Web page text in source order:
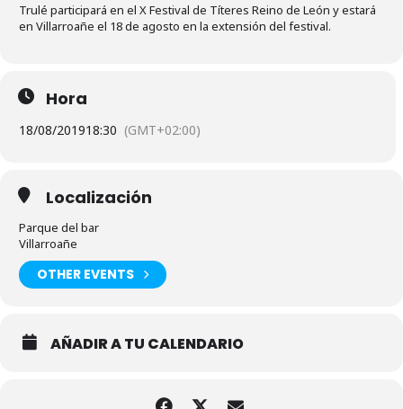
Trulé participará en el X Festival de Títeres Reino de León y estará
en Villarroañe el 18 de agosto en la extensión del festival.
Hora
18/08/201918:30 (GMT+02:00)
Localización
Parque del bar
Villarroañe
OTHER EVENTS
AÑADIR A TU CALENDARIO